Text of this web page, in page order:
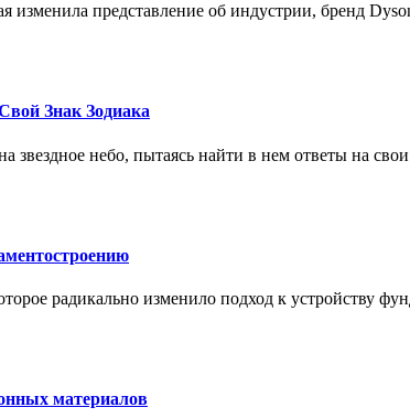
изменила представление об индустрии, бренд
Знак Зодиака
небо, пытаясь найти в нем ответы на
радикально изменило подход к устройству
материалов